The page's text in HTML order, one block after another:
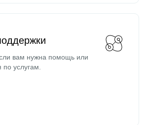
вам нужна помощь или
по услугам.